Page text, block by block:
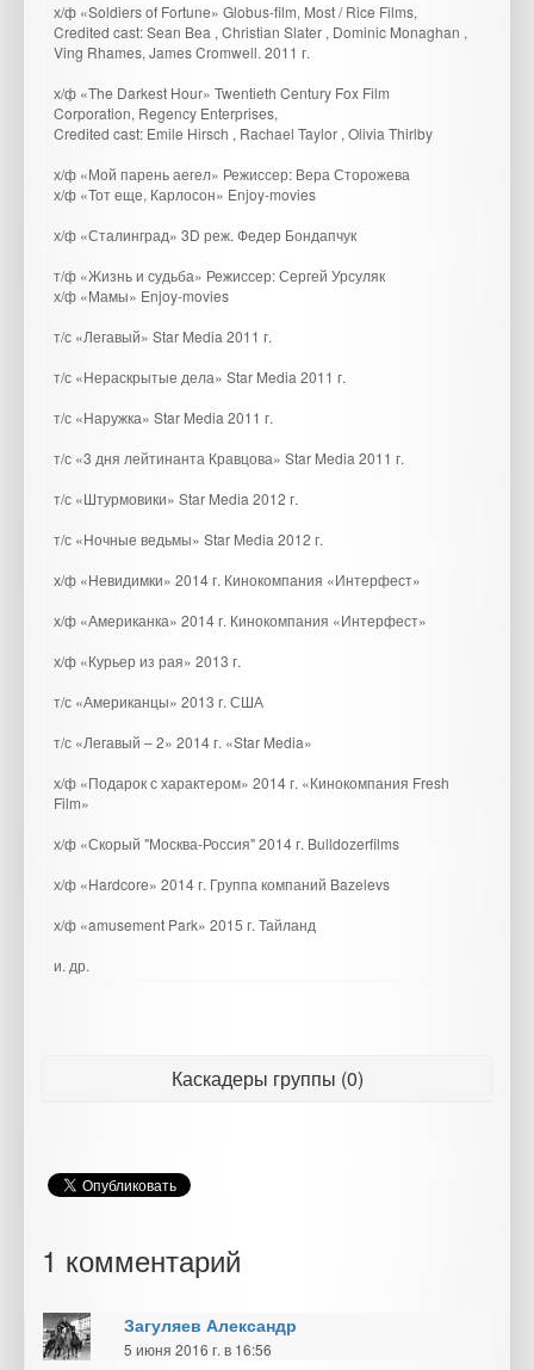
х/ф «Soldiers of Fortune» Globus-film, Most / Rice Films,
Credited cast: Sean Bea , Christian Slater , Dominic Monaghan ,
Ving Rhames, James Cromwell. 2011 г.
х/ф «The Darkest Hour» Twentieth Century Fox Film
Corporation, Regency Enterprises,
Credited cast: Emile Hirsch , Rachael Taylor , Olivia Thirlby
х/ф «Мой парень аегел» Режиссер: Вера Сторожева
х/ф «Тот еще, Карлосон» Enjoy-movies
х/ф «Сталинград» 3D реж. Федер Бондапчук
т/ф «Жизнь и судьба» Режиссер: Сергей Урсуляк
х/ф «Мамы» Enjoy-movies
т/с «Легавый» Star Media 2011 г.
т/с «Нераскрытые дела» Star Media 2011 г.
т/с «Наружка» Star Media 2011 г.
т/с «3 дня лейтинанта Кравцова» Star Media 2011 г.
т/с «Штурмовики» Star Media 2012 г.
т/с «Ночные ведьмы» Star Media 2012 г.
х/ф «Невидимки» 2014 г. Кинокомпания «Интерфест»
х/ф «Американка» 2014 г. Кинокомпания «Интерфест»
х/ф «Курьер из рая» 2013 г.
т/с «Американцы» 2013 г. США
т/с «Легавый – 2» 2014 г. «Star Media»
х/ф «Подарок с характером» 2014 г. «Кинокомпания Fresh
Film»
х/ф «Скорый "Москва-Россия" 2014 г. Bulldozerfilms
х/ф «Hardcore» 2014 г. Группа компаний Bazelevs
х/ф «amusement Park» 2015 г. Тайланд
и. др.
Каскадеры группы (0)
1 комментарий
Загуляев Александр
5 июня 2016 г. в 16:56